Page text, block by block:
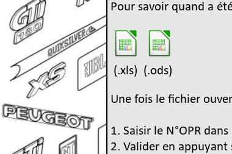
Pour savoir quand a
(.xls) (.ods)
Une fois le fichier
1. Saisir le N°OPR
2. Valider en